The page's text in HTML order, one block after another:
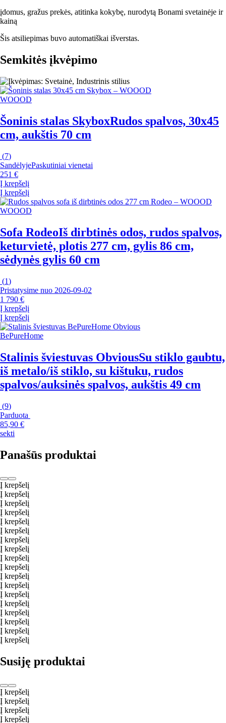
įdomus, gražus prekės, atitinka kokybę, nurodytą Bonami svetainėje ir
kainą
Šis atsiliepimas buvo automatiškai išverstas.
Semkitės įkvėpimo
WOOOD
Šoninis stalas SkyboxRudos spalvos, 30x45
cm, aukštis 70 cm
(7)
SandėlyjePaskutiniai vienetai
251 €
Į krepšelį
Į krepšelį
WOOOD
Sofa RodeoIš dirbtinės odos, rudos spalvos,
keturvietė, plotis 277 cm, gylis 86 cm,
sėdynės gylis 60 cm
(1)
Pristatysime nuo 2026‑09‑02
1 790 €
Į krepšelį
Į krepšelį
BePureHome
Stalinis šviestuvas ObviousSu stiklo gaubtu,
iš metalo/iš stiklo, su kištuku, rudos
spalvos/auksinės spalvos, aukštis 49 cm
(9)
Parduota
85,90 €
sekti
Panašūs produktai
Į krepšelį
Į krepšelį
Į krepšelį
Į krepšelį
Į krepšelį
Į krepšelį
Į krepšelį
Į krepšelį
Į krepšelį
Į krepšelį
Į krepšelį
Į krepšelį
Į krepšelį
Į krepšelį
Į krepšelį
Į krepšelį
Į krepšelį
Į krepšelį
Susiję produktai
Į krepšelį
Į krepšelį
Į krepšelį
Į krepšelį